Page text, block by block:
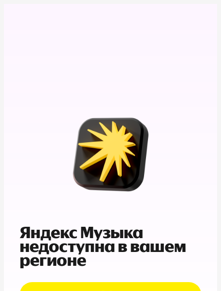
Яндекс Музыка
недоступна в вашем
регионе